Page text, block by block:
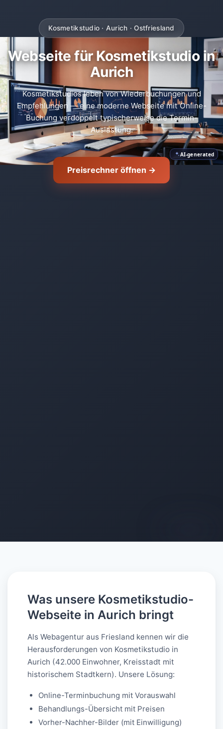
AI-generated
Kosmetikstudio · Aurich · Ostfriesland
Webseite für Kosmetikstudio in
Aurich
Kosmetikstudios leben von Wiederbuchungen und
Empfehlungen — eine moderne Webseite mit Online-
Buchung verdoppelt typischerweise die Termin-
Auslastung.
Preisrechner öffnen →
Was unsere Kosmetikstudio-
Webseite in Aurich bringt
Als Webagentur aus Friesland kennen wir die
Herausforderungen von Kosmetikstudio in
Aurich (42.000 Einwohner, Kreisstadt mit
historischem Stadtkern). Unsere Lösung:
Online-Terminbuchung mit Vorauswahl
Behandlungs-Übersicht mit Preisen
Vorher-Nachher-Bilder (mit Einwilligung)